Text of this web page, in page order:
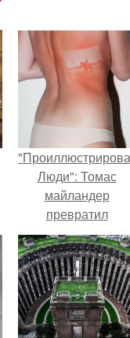
Люди": Томас
майландер
превратил
солнечные ожоги
арт - объект.